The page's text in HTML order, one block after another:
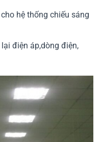
hệ thống chiếu sáng
điện áp,dòng điện,